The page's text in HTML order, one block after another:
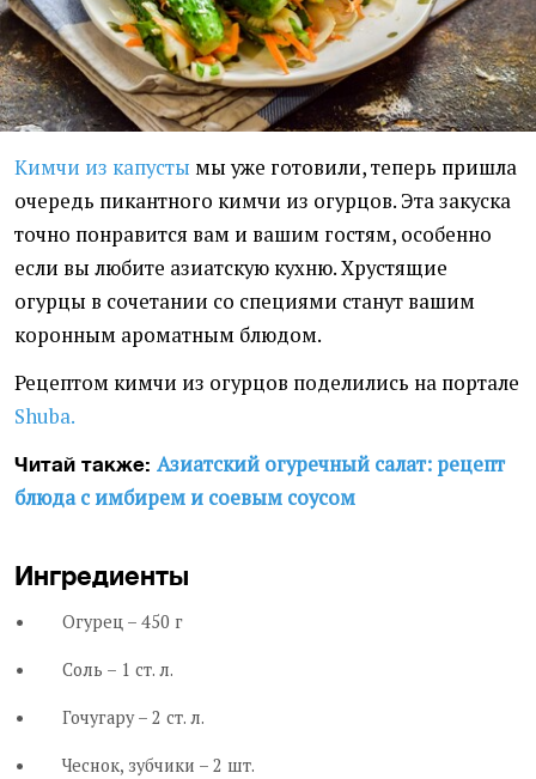
Кимчи из капусты мы уже готовили, теперь пришла
очередь пикантного кимчи из огурцов. Эта закуска
точно понравится вам и вашим гостям, особенно
если вы любите азиатскую кухню. Хрустящие
огурцы в сочетании со специями станут вашим
коронным ароматным блюдом.
Рецептом кимчи из огурцов поделились на портале
Shuba.
Читай также: Азиатский огуречный салат: рецепт
блюда с имбирем и соевым соусом
Ингредиенты
Огурец – 450 г
Соль – 1 ст. л.
Гочугару – 2 ст. л.
Чеснок, зубчики – 2 шт.